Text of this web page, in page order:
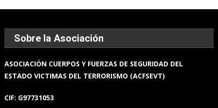
Sobre la Asociación
ASOCIACIÓN CUERPOS Y FUERZAS DE SEGURIDAD DEL
ESTADOVICTIMAS DEL TERRORISMO (ACFSEVT)
CIF: G97731053